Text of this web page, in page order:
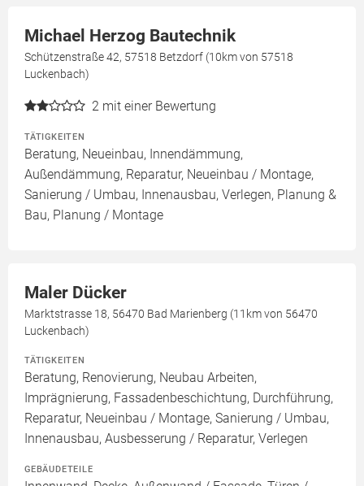
Michael Herzog Bautechnik
Schützenstraße 42, 57518 Betzdorf (10km von 57518
Luckenbach)
2 mit einer Bewertung
TÄTIGKEITEN
Beratung, Neueinbau, Innendämmung,
Außendämmung, Reparatur, Neueinbau / Montage,
Sanierung / Umbau, Innenausbau, Verlegen, Planung &
Bau, Planung / Montage
Maler Dücker
Marktstrasse 18, 56470 Bad Marienberg (11km von 56470
Luckenbach)
TÄTIGKEITEN
Beratung, Renovierung, Neubau Arbeiten,
Imprägnierung, Fassadenbeschichtung, Durchführung,
Reparatur, Neueinbau / Montage, Sanierung / Umbau,
Innenausbau, Ausbesserung / Reparatur, Verlegen
GEBÄUDETEILE